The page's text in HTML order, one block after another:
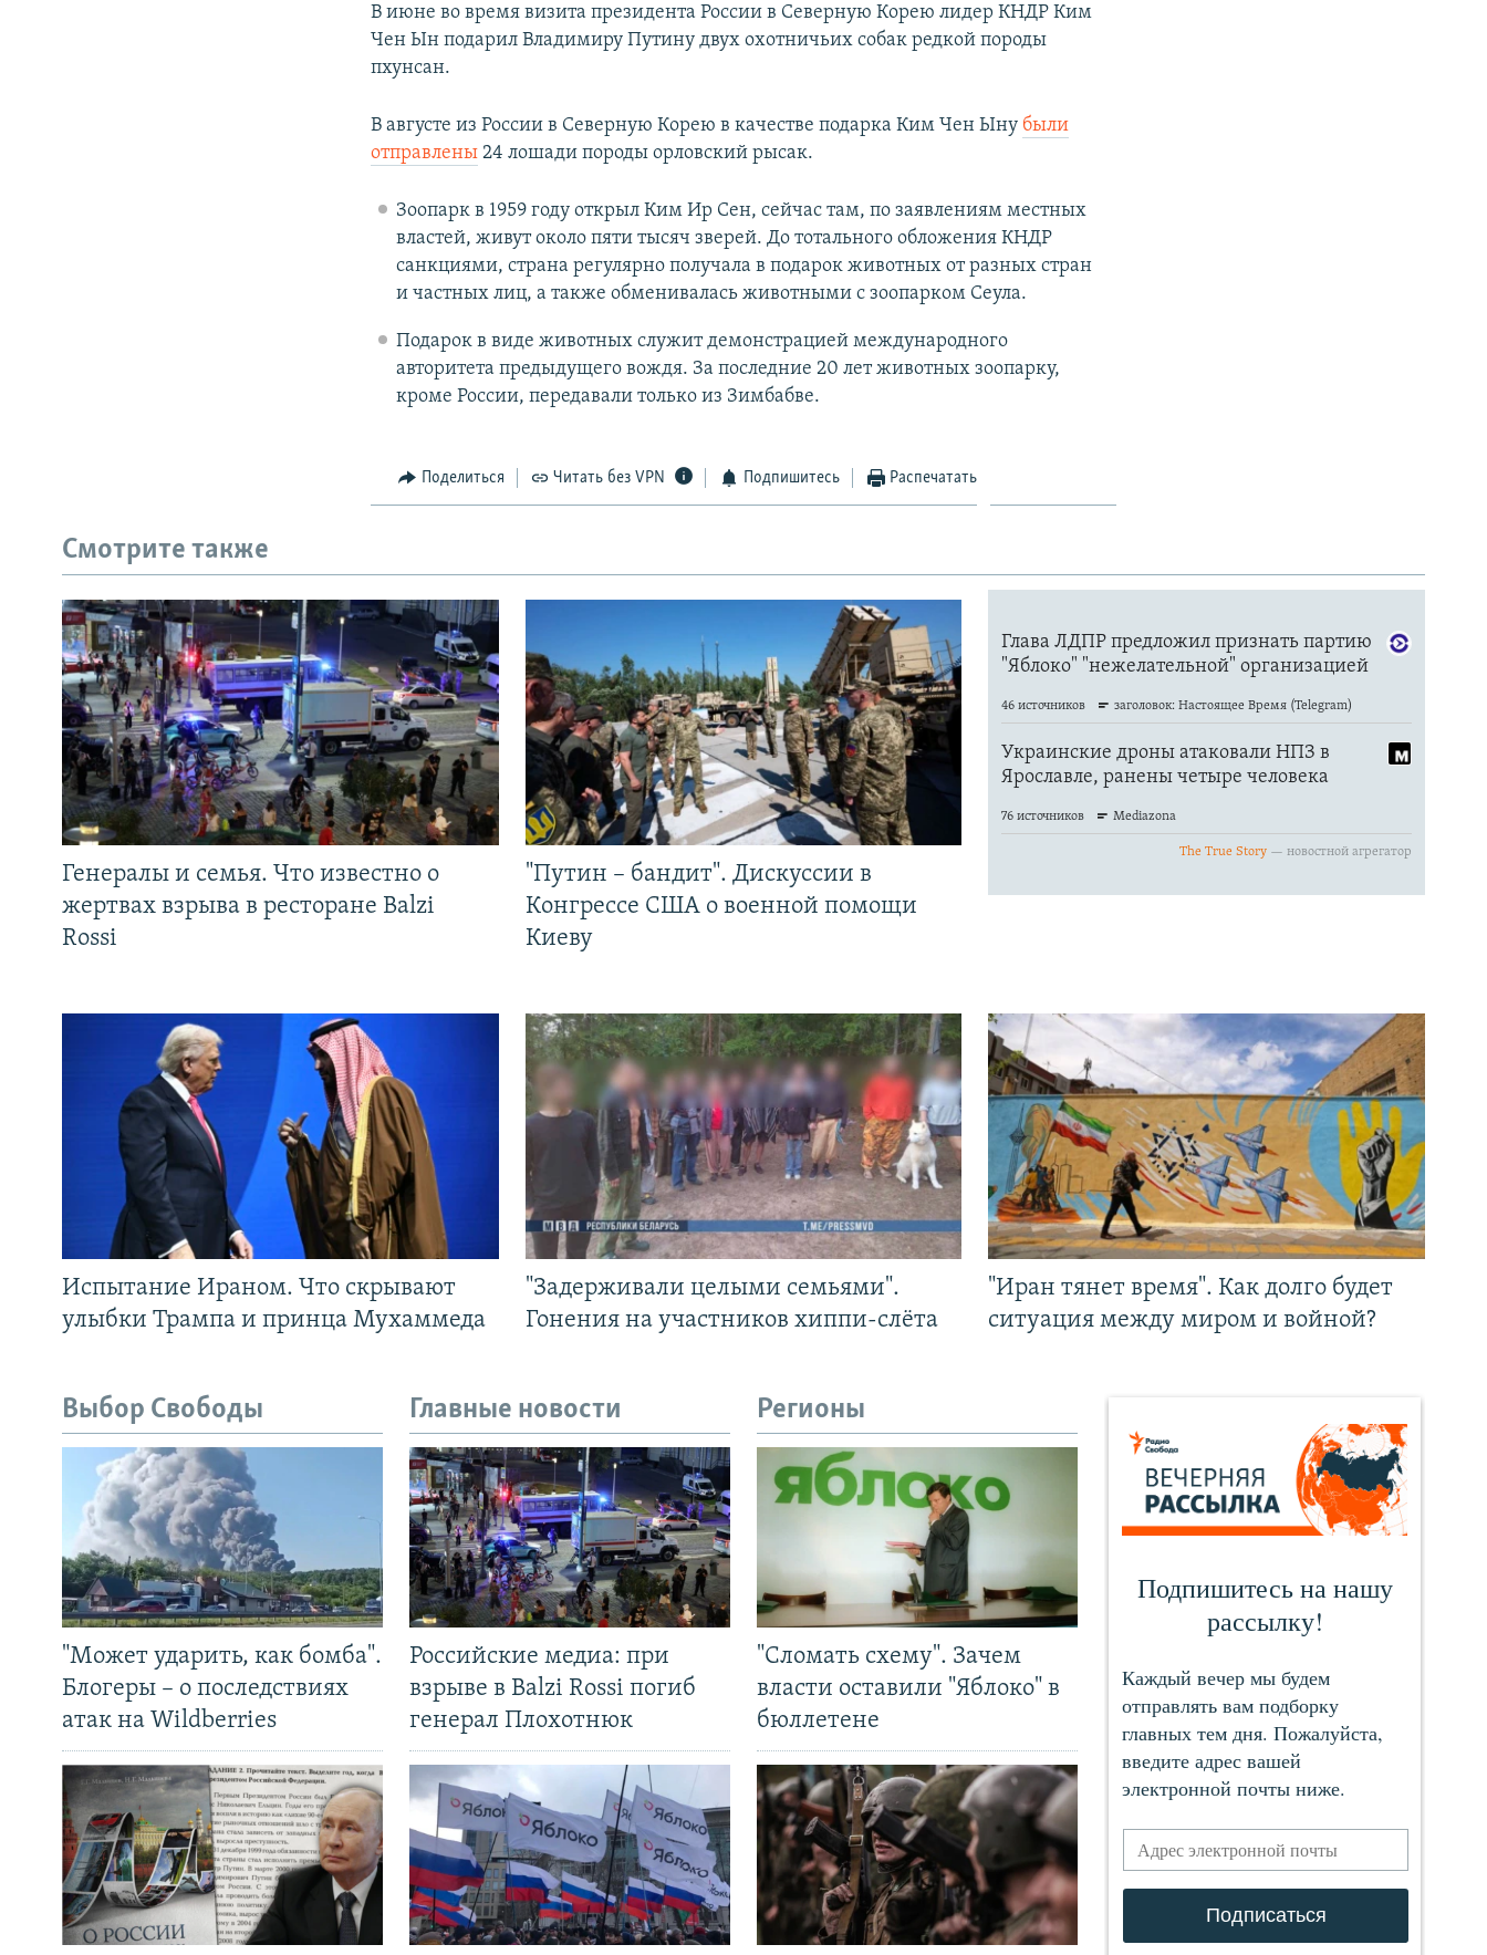
В июне во время визита президента России в Северную Корею лидер КНДР Ким
Чен Ын подарил Владимиру Путину двух охотничьих собак редкой породы
пхунсан.
В августе из России в Северную Корею в качестве подарка Ким Чен Ыну были
отправлены 24 лошади породы орловский рысак.
Зоопарк в 1959 году открыл Ким Ир Сен, сейчас там, по заявлениям местных
властей, живут около пяти тысяч зверей. До тотального обложения КНДР
санкциями, страна регулярно получала в подарок животных от разных стран
и частных лиц, а также обменивалась животными с зоопарком Сеула.
Подарок в виде животных служит демонстрацией международного
авторитета предыдущего вождя. За последние 20 лет животных зоопарку,
кроме России, передавали только из Зимбабве.
Поделиться Читать без VPN Подпишитесь Распечатать
Смотрите также
Генералы и семья. Что известно о
жертвах взрыва в ресторане Balzi
Rossi
"Путин – бандит". Дискуссии в
Конгрессе США о военной помощи
Киеву
Испытание Ираном. Что скрывают
улыбки Трампа и принца Мухаммеда
"Задерживали целыми семьями".
Гонения на участников хиппи-слёта
"Иран тянет время". Как долго будет
ситуация между миром и войной?
Выбор Свободы
"Может ударить, как бомба".
Блогеры – о последствиях
атак на Wildberries
Главные новости
Российские медиа: при
взрыве в Balzi Rossi погиб
генерал Плохотнюк
Регионы
"Сломать схему". Зачем
власти оставили "Яблоко" в
бюллетене